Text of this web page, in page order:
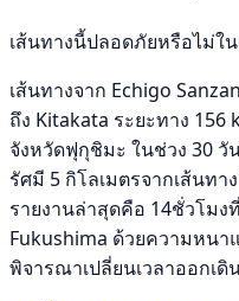
เส้นทางนี้ปลอดภัยหรือไม่ใ
เส้นทางจาก Echigo
ถึง Kitakata ระยะทาง
จังหวัดฟุกุชิมะ ในช่วง 30
รัศมี 5 กิโลเมตรจากเส้นทา
รายงานล่าสุดคือ 14ชั่วโมง
Fukushima ด้วยความหน
พิจารณาเปลี่ยนเวลาออกเ